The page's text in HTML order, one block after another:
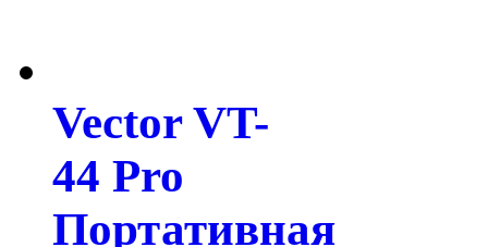
Vector VT-
44 Pro
Портативная